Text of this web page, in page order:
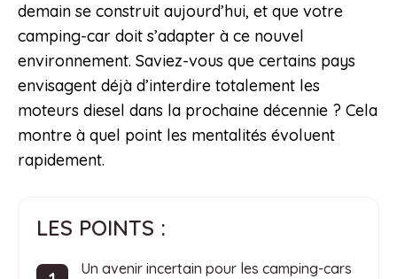
demain se construit aujourd’hui, et que votre
camping-car doit s’adapter à ce nouvel
environnement. Saviez-vous que certains pays
envisagent déjà d’interdire totalement les
moteurs diesel dans la prochaine décennie ? Cela
montre à quel point les mentalités évoluent
rapidement.
LES POINTS :
Un avenir incertain pour les camping-cars